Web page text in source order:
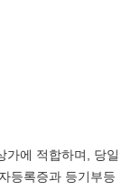
가에 적합하며, 당일
등록증과 등기부등